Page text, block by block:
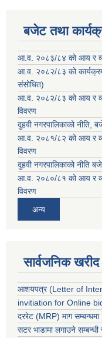
बजेट तथा
आ.व. २०८३/८४ को आय र
आ.व. २०८२/८३ को
संसोधित)
आ.व. २०८२/८३ को आय र
विवरण
दुहवी नगरपालिकाको
आ.व. २०८१/८२ को आय र
विवरण
दुहवी नगरपालिकाको नीति
आ.व. २०८०/८१ को आय र
विवरण
अन्य
सार्वजनिक
आशयपत्र (Letter of
invitiation for Online
दररेट (MRP) माग सम्बन्धमा
सटर भाडामा लगाउने